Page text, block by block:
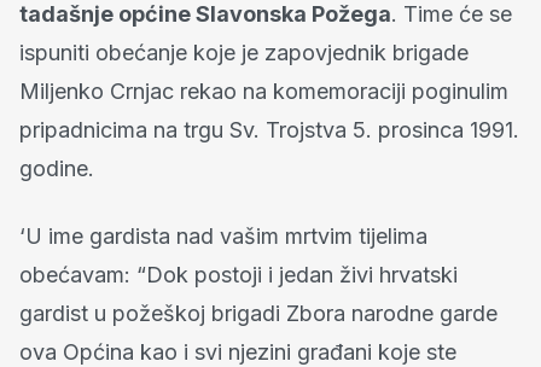
tadašnje općine Slavonska Požega. Time će se
ispuniti obećanje koje je zapovjednik brigade
Miljenko Crnjac rekao na komemoraciji poginulim
pripadnicima na trgu Sv. Trojstva 5. prosinca 1991.
godine.
‘U ime gardista nad vašim mrtvim tijelima
obećavam: “Dok postoji i jedan živi hrvatski
gardist u požeškoj brigadi Zbora narodne garde
ova Općina kao i svi njezini građani koje ste